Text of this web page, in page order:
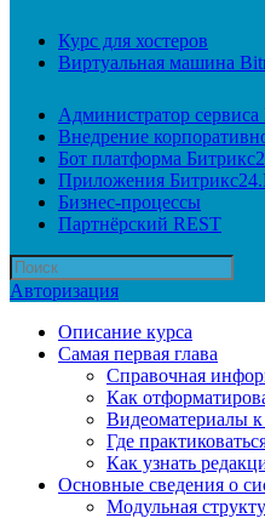
Курс для хостеров
Виртуальная машина
Администратор сервиса
Внедрение
Бот платформа
Приложения
Бизнес-процессы
Партнёрский REST
Авторизация
Описание курса
Самая первая глава
Справочная
Как
Видеоматериалы к
Где
Как узнать
Основные сведения о
Модульная